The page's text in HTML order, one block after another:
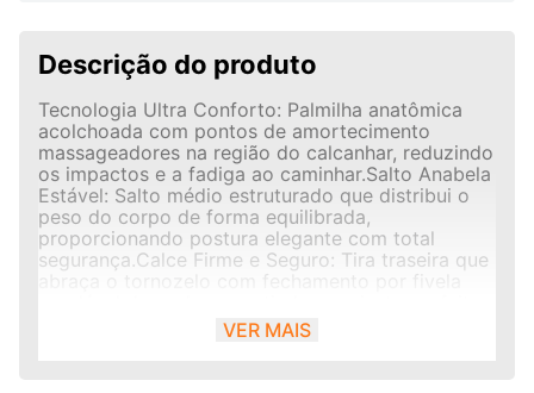
Descrição do produto
Tecnologia Ultra Conforto: Palmilha anatômica
acolchoada com pontos de amortecimento
massageadores na região do calcanhar, reduzindo
os impactos e a fadiga ao caminhar.Salto Anabela
Estável: Salto médio estruturado que distribui o
peso do corpo de forma equilibrada,
proporcionando postura elegante com total
segurança.Calce Firme e Seguro: Tira traseira que
abraça o tornozelo com fechamento por fivela
e personalizado.Solado Antiderrapante: Sola
emborrachada flexível com ranhuras que oferece
VER MAIS